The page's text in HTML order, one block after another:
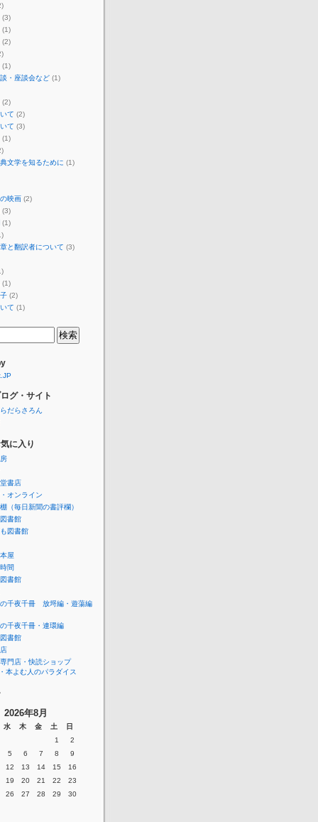
(3)
(1)
(2)
(1)
・座談会など (1)
(2)
て (2)
て (3)
(1)
文学を知るために (1)
映画 (2)
(3)
(1)
と翻訳者について (3)
(1)
(2)
て (1)
グ・サイト
だらさろん
に入り
書店
オンライン
（毎日新聞の書評欄）
書館
図書館
屋
間
書館
千夜千冊 放埒編・遊蕩編
千夜千冊・連環編
書館
門店・快読ショップ
本よむ人のパラダイス
2026年8月
水 木 金 土 日
1
2
5 6 7 8
9
12 13 14 15
16
19 20 21 22
23
26 27 28 29
30